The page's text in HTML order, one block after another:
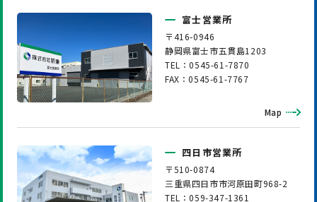
富士営業所
〒416-0946
静岡県富士市五貫島1203
TEL：0545-61-7870
FAX：0545-61-7767
Map
四日市営業所
〒510-0874
三重県四日市市河原田町968-2
TEL：059-347-1361